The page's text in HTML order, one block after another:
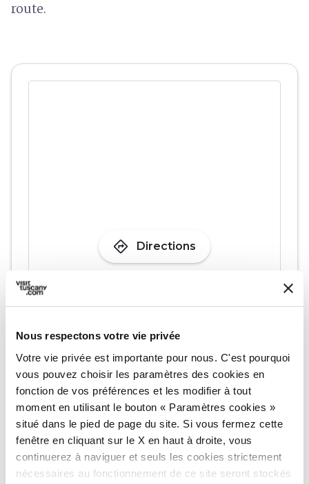
Nous respectons votre vie privée
Votre vie privée est importante pour nous. C'est pourquoi
vous pouvez choisir les paramètres des cookies en
fonction de vos préférences et les modifier à tout
moment en utilisant le bouton « Paramètres cookies »
situé dans le pied de page du site. Si vous fermez cette
fenêtre en cliquant sur le X en haut à droite, vous
continuerez à naviguer et seuls les cookies strictement
nécessaires au fonctionnement de ce site seront stockés
route.
directions Directions
Informations
home
schedule Quand
Dimanche 24 mai 2026
email E-mail
gravel@asprevie.it open_in_new
language Site web
https://www.asprevie.it/